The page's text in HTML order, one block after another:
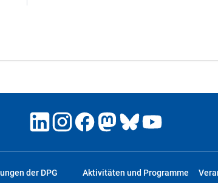
der DPG Aktivitäten und Programme